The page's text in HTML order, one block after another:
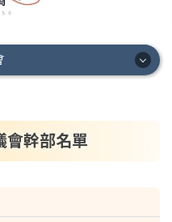
告
會幹部名單